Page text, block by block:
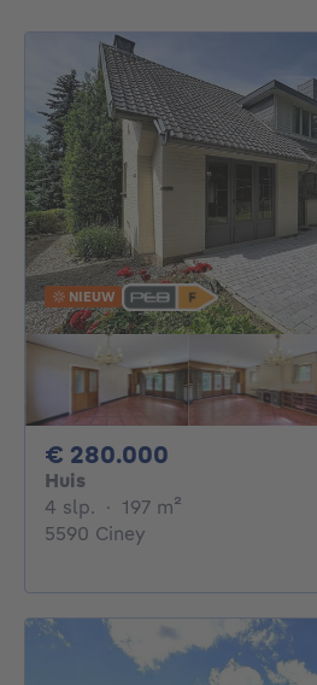
NIEUW
€ 280.000
Huis
4 slp. 4 slaapkamers
· 197 m²
5590 Ciney